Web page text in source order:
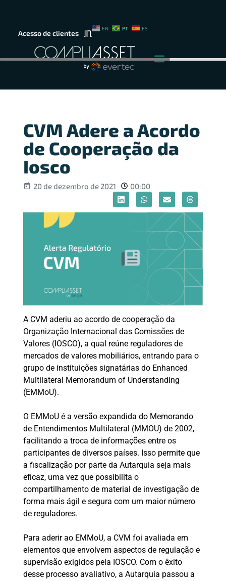
Acesso de clientes
EN PT ES
CVM Adere a Acordo
de Cooperação da
Iosco
20 de dezembro de 2021 00:00
A CVM aderiu ao acordo de cooperação da
Organização Internacional das Comissões de
Valores (IOSCO), a qual reúne reguladores de
mercados de valores mobiliários, entrando para o
grupo de instituições signatárias do Enhanced
Multilateral Memorandum of Understanding
(EMMoU).
O EMMoU é a versão expandida do Memorando
de Entendimentos Multilateral (MMOU) de 2002,
facilitando a troca de informações entre os
participantes de diversos países. Isso permite que
a fiscalização por parte da Autarquia seja mais
eficaz, uma vez que possibilita o
compartilhamento de material de investigação de
forma mais ágil e segura com um maior número
de reguladores.
Para aderir ao EMMoU, a CVM foi avaliada em
elementos que envolvem aspectos de regulação e
supervisão exigidos pela IOSCO. Com o êxito
desse processo avaliativo, a Autarquia passou a